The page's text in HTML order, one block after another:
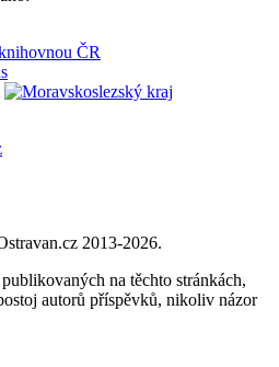
2013-2026.
na těchto stránkách,
autorů příspěvků, nikoliv názor